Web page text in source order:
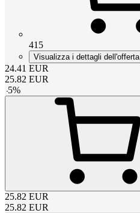
415
Visualizza i dettagli dell'offerta
24.41 EUR
25.82 EUR
-5%
25.82 EUR
25.82 EUR